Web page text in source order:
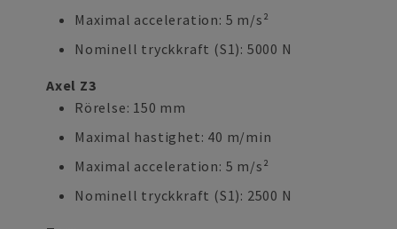
Maximal acceleration: 5 m/s²
Nominell tryckkraft (S1): 5000 N
Axel Z3
Rörelse: 150 mm
Maximal hastighet: 40 m/min
Maximal acceleration: 5 m/s²
Nominell tryckkraft (S1): 2500 N